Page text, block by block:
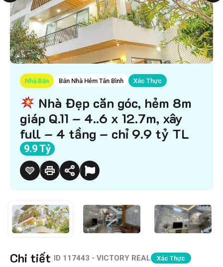
Nhà Bán Bán Nhà Hẻm Tân Bình Xác Thực
Nhà Đẹp căn góc, hẻm 8m
giáp Q.11 – 4..6 x 12.7m, xây
full – 4 tầng – chỉ 9.9 tỷ TL
9.9 Tỷ
Chi tiết ID 117443 - VICTORY REAL Xác Thực